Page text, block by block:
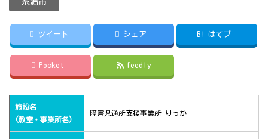
糸満市
ツイート シェア B! はてブ
Pocket feedly
施設名
(教室・事業所名)
障害児通所支援事業所 りっか